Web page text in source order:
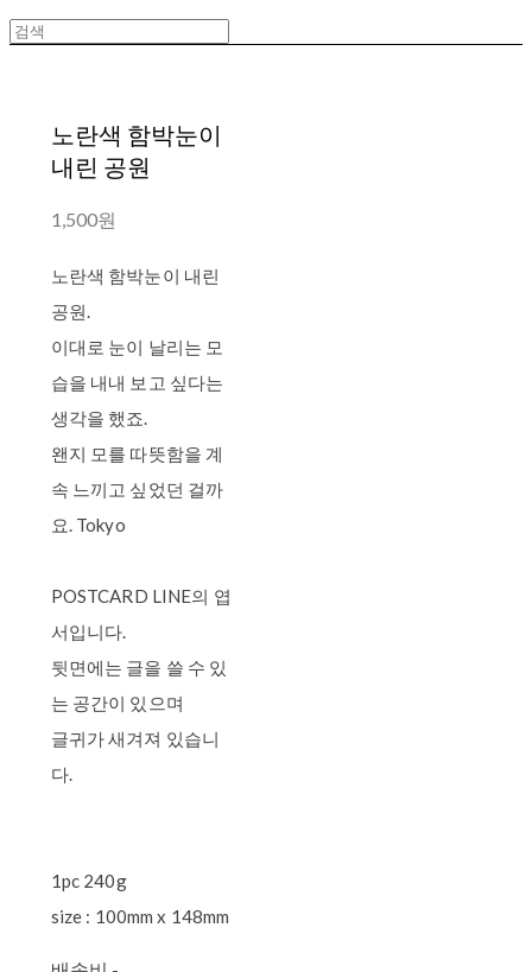
노란색 함박눈이
내린 공원
1,500원
노란색 함박눈이 내린
공원.
이대로 눈이 날리는 모
습을 내내 보고 싶다는
생각을 했죠.
왠지 모를 따뜻함을 계
속 느끼고 싶었던 걸까
요. Tokyo
POSTCARD LINE의 엽
서입니다.
뒷면에는 글을 쓸 수 있
는 공간이 있으며
글귀가 새겨져 있습니
다.
1pc 240g
size : 100mm x 148mm